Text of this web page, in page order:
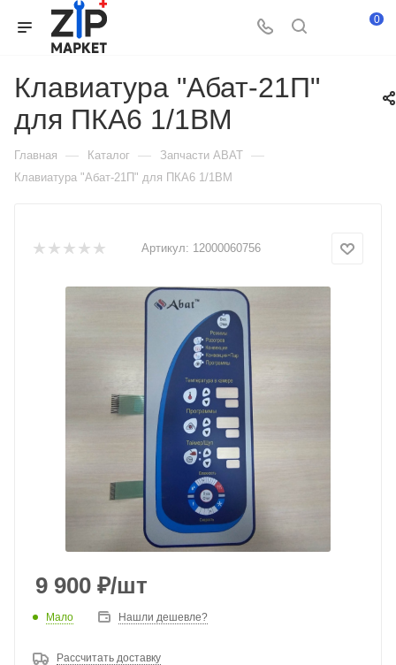
0
Клавиатура "Абат-21П"
для ПКА6 1/1ВМ
Главная — Каталог — Запчасти ABAT —
Клавиатура "Абат-21П" для ПКА6 1/1ВМ
Артикул: 12000060756
9 900 ₽/шт
Мало Нашли дешевле?
Рассчитать доставку